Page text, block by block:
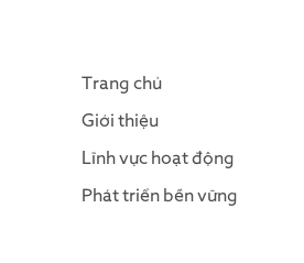
Trang chủ
Giới thiệu
Lĩnh vực hoạt động
Phát triển bền vững